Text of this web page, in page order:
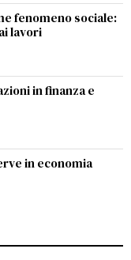
fenomeno sociale:
lavori
in finanza e
in economia